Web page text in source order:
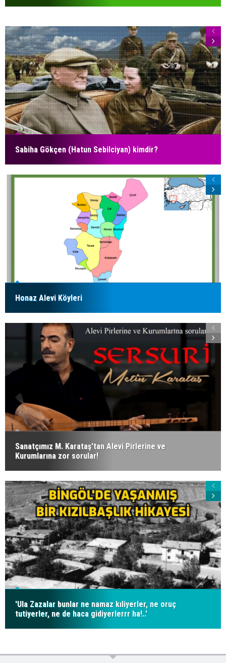
Sabiha Gökçen (Hatun Sebilciyan) kimdir?
Honaz Alevi Köyleri
Sanatçımız M. Karataş'tan Alevi Pirlerine ve
Kurumlarına zor sorular!
'Ula Zazalar bunlar ne namaz kıliyerler, ne oruç
tutiyerler, ne de haca gidiyerlerrr ha!..'